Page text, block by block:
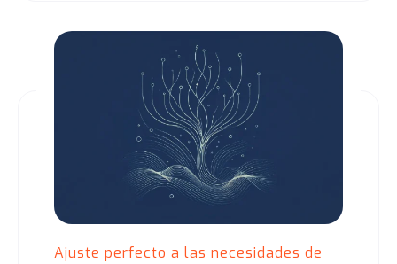
Ajuste perfecto a las necesidades de